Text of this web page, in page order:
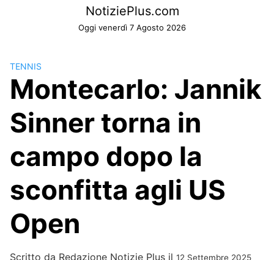
NotiziePlus.com
Oggi venerdì 7 Agosto 2026
TENNIS
Montecarlo: Jannik
Sinner torna in
campo dopo la
sconfitta agli US
Open
Scritto da Redazione Notizie Plus il 12 Settembre 2025